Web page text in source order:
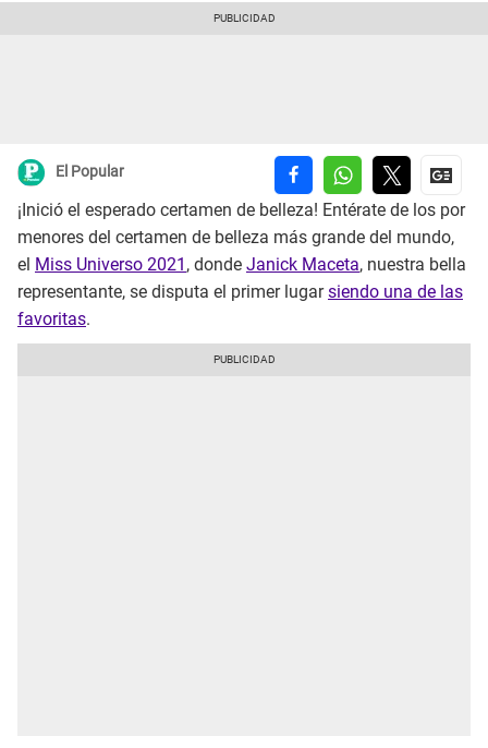
El Popular
¡Inició el esperado certamen de belleza! Entérate de los por
menores del certamen de belleza más grande del mundo,
el Miss Universo 2021 , donde Janick Maceta, nuestra bella
representante, se disputa el primer lugarsiendo una de las
favoritas.